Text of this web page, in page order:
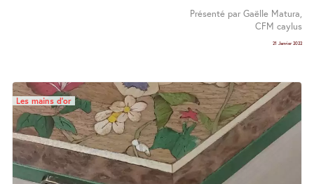
Présenté par Gaëlle Matura,
CFM caylus
21 Janvier 2022
Les mains d’or